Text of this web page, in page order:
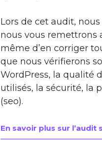
Lors de cet audit,
nous vous remettrons
même d’en corriger
que nous vérifierons
WordPress, la qualité
utilisés, la sécurité, la
(seo).
En savoir plus sur l’audit